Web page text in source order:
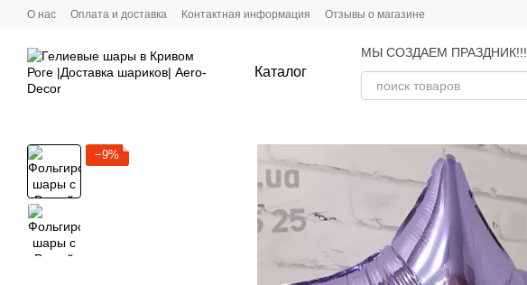
Перейти к основному контенту
О нас Оплата и доставка Контактная информация Отзывы о магазине
Каталог
МЫ СОЗДАЕМ ПРАЗДНИК!!!
−9%